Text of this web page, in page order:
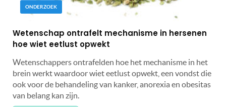
ONDERZOEK
Wetenschap ontrafelt mechanisme in hersenen
hoe wiet eetlust opwekt
Wetenschappers ontrafelden hoe het mechanisme in het
brein werkt waardoor wiet eetlust opwekt, een vondst die
ook voor de behandeling van kanker, anorexia en obesitas
van belang kan zijn.